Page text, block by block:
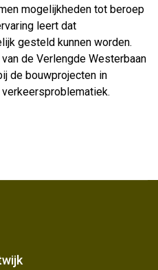
mogelijkheden tot beroep
leert dat
gesteld kunnen worden.
de Verlengde Westerbaan
de bouwprojecten in